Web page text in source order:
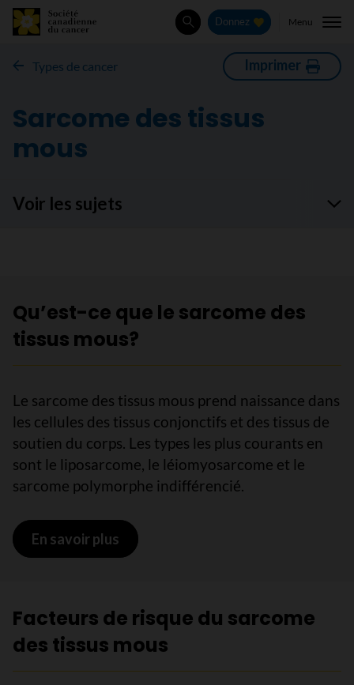
Rechercher
Donnez Menu
Types de cancer Imprimer
Sarcome des tissus
mous
Voir les sujets
Qu’est-ce que le sarcome des
tissus mous?
Le sarcome des tissus mous prend naissance dans
les cellules des tissus conjonctifs et des tissus de
soutien du corps. Les types les plus courants en
sont le liposarcome, le léiomyosarcome et le
sarcome polymorphe indifférencié.
En savoir plus sur Qu’est-ce que le sarcome des
Facteurs de risque du sarcome
des tissus mous